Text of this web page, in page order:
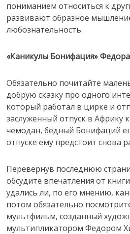
пониманием относиться к
развивают образное
любознательность.
«Каникулы Бонифация»
Обязательно почитайте
добрую сказку про одного
который работал в цирке и
заслуженный отпуск в Африку
чемодан, бедный Бонифаций
отпуске ему предстоит снова
Перевернув последнюю
обсудите впечатления от
удались ли, по его мнению,
потом обязательно
мультфильм, созданный
мультипликатором Федором